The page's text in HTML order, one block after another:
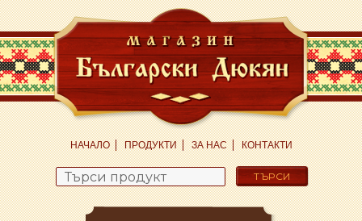
НАЧАЛО ПРОДУКТИ ЗА НАС КОНТАКТИ
Search
for: